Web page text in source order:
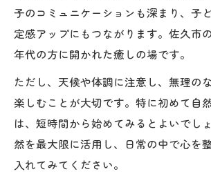
子のコミュニケーションも深まり、子
定感アップにもつながります。佐久市
年代の方に開かれた癒しの場です。
ただし、天候や体調に注意し、無理の
楽しむことが大切です。特に初めて自
は、短時間から始めてみるとよいでし
然を最大限に活用し、日常の中で心を
入れてみてください。